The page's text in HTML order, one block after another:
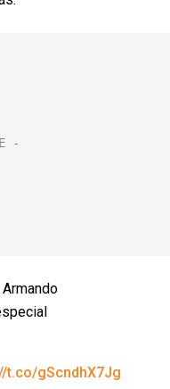
t.co/gScndhX7Jg